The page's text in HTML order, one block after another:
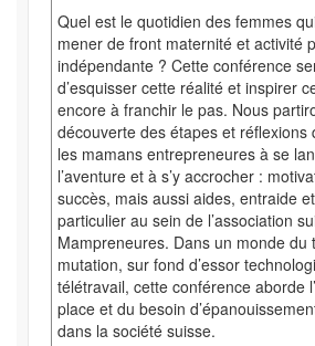
Quel est le quotidien des femmes
mener de front maternité et activité
indépendante ? Cette conférence
d’esquisser cette réalité et inspirer
encore à franchir le pas. Nous
découverte des étapes et réflexions
les mamans entrepreneures à se
l’aventure et à s’y accrocher :
succès, mais aussi aides, entraide
particulier au sein de l’association
Mampreneures. Dans un monde du
mutation, sur fond d’essor
télétravail, cette conférence aborde
place et du besoin
dans la société suisse.